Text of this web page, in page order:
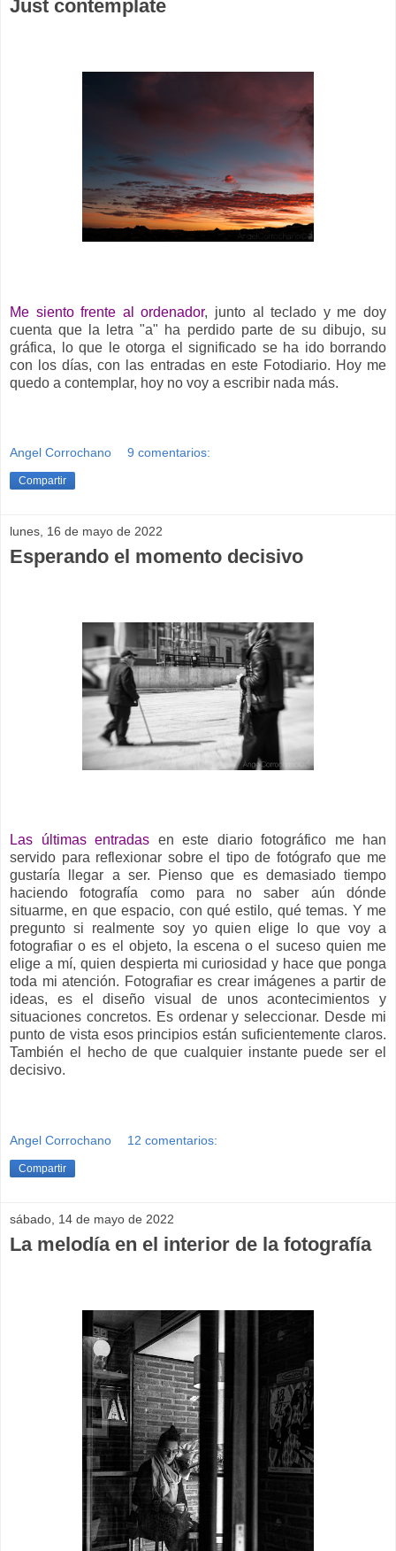
Just contemplate
Me siento frente al ordenador, junto al teclado y me doy
cuenta que la letra "a" ha perdido parte de su dibujo, su
gráfica, lo que le otorga el significado se ha ido borrando
con los días, con las entradas en este Fotodiario. Hoy me
quedo a contemplar, hoy no voy a escribir nada más.
Angel Corrochano 9 comentarios:
Compartir
lunes, 16 de mayo de 2022
Esperando el momento decisivo
Las últimas entradas en este diario fotográfico me han
servido para reflexionar sobre el tipo de fotógrafo que me
gustaría llegar a ser. Pienso que es demasiado tiempo
haciendo fotografía como para no saber aún dónde
situarme, en que espacio, con qué estilo, qué temas. Y me
pregunto si realmente soy yo quien elige lo que voy a
fotografiar o es el objeto, la escena o el suceso quien me
elige a mí, quien despierta mi curiosidad y hace que ponga
toda mi atención. Fotografiar es crear imágenes a partir de
ideas, es el diseño visual de unos acontecimientos y
situaciones concretos. Es ordenar y seleccionar. Desde mi
punto de vista esos principios están suficientemente claros.
También el hecho de que cualquier instante puede ser el
decisivo.
Angel Corrochano 12 comentarios:
Compartir
sábado, 14 de mayo de 2022
La melodía en el interior de la fotografía